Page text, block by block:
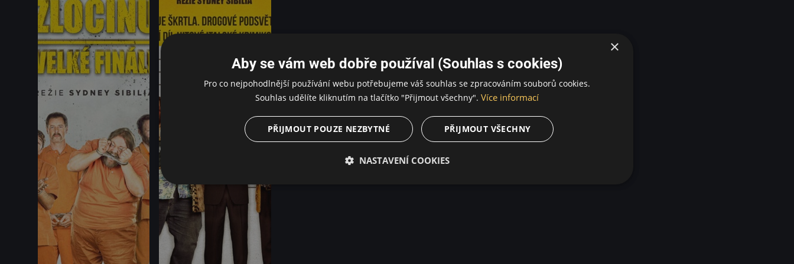
×
Aby se vám web dobře používal (Souhlas s cookies)
Pro co nejpohodlnější používání webu potřebujeme váš souhlas se zpracováním souborů cookies.
Souhlas udělíte kliknutím na tlačítko "Přijmout všechny". Více informací
PŘIJMOUT VŠECHNY
PŘIJMOUT POUZE NEZBYTNÉ
NASTAVENÍ COOKIES